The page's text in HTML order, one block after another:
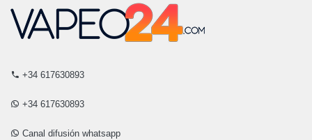
+34 617630893
+34 617630893
Canal difusión whatsapp